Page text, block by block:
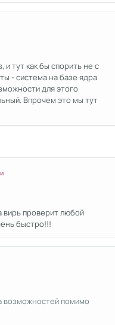
тут как бы спорить не с
- система на базе ядра
для этого
Впрочем это мы тут
вирь проверит любой
быстро!!!
возможностей помимо